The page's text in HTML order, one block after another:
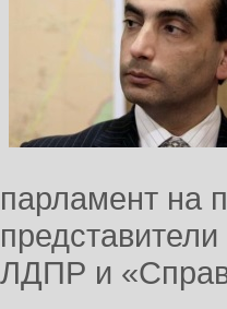
парламент на
ЛДПР и